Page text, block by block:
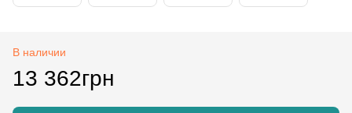
В наличии
13 362грн